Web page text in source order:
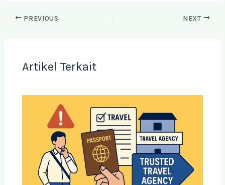
PREVIOUS NEXT
Artikel Terkait